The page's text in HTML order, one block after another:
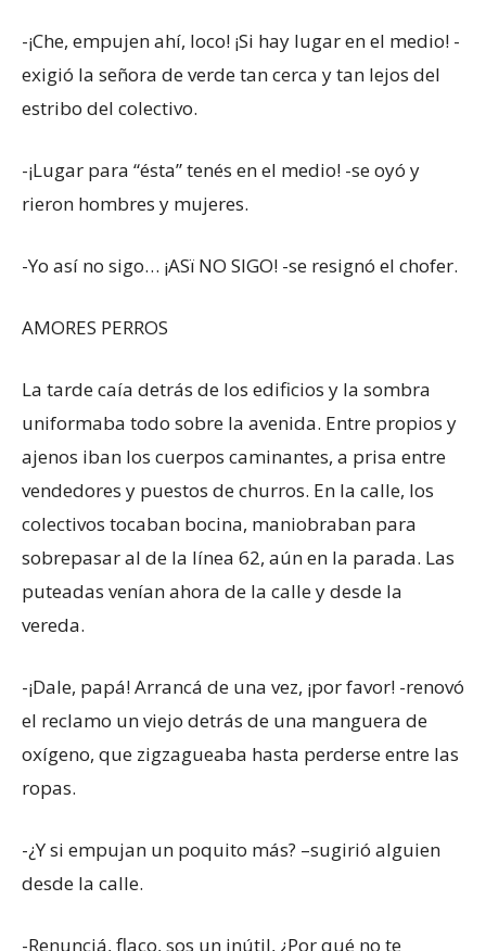
-¡Che, empujen ahí, loco! ¡Si hay lugar en el medio! -
exigió la señora de verde tan cerca y tan lejos del
estribo del colectivo.
-¡Lugar para “ésta” tenés en el medio! -se oyó y
rieron hombres y mujeres.
-Yo así no sigo… ¡ASï NO SIGO! -se resignó el chofer.
AMORES PERROS
La tarde caía detrás de los edificios y la sombra
uniformaba todo sobre la avenida. Entre propios y
ajenos iban los cuerpos caminantes, a prisa entre
vendedores y puestos de churros. En la calle, los
colectivos tocaban bocina, maniobraban para
sobrepasar al de la línea 62, aún en la parada. Las
puteadas venían ahora de la calle y desde la
vereda.
-¡Dale, papá! Arrancá de una vez, ¡por favor! -renovó
el reclamo un viejo detrás de una manguera de
oxígeno, que zigzagueaba hasta perderse entre las
ropas.
-¿Y si empujan un poquito más? –sugirió alguien
desde la calle.
-Renunciá, flaco, sos un inútil, ¿Por qué no te